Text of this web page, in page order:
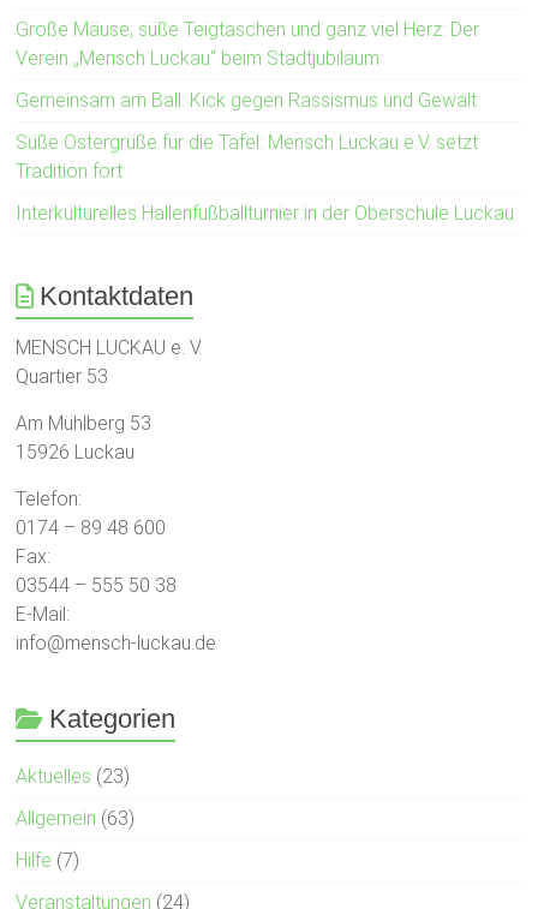
Große Mäuse, süße Teigtaschen und ganz viel Herz: Der
Verein „Mensch Luckau“ beim Stadtjubiläum
Gemeinsam am Ball: Kick gegen Rassismus und Gewalt
Süße Ostergrüße für die Tafel: Mensch Luckau e.V. setzt
Tradition fort
Interkulturelles Hallenfußballturnier in der Oberschule Luckau
Kontaktdaten
MENSCH LUCKAU e. V.
Quartier 53
Am Mühlberg 53
15926 Luckau
Telefon:
0174 – 89 48 600
Fax:
03544 – 555 50 38
E-Mail:
info@mensch-luckau.de
Kategorien
Aktuelles (23)
Allgemein (63)
Hilfe (7)
Veranstaltungen (24)